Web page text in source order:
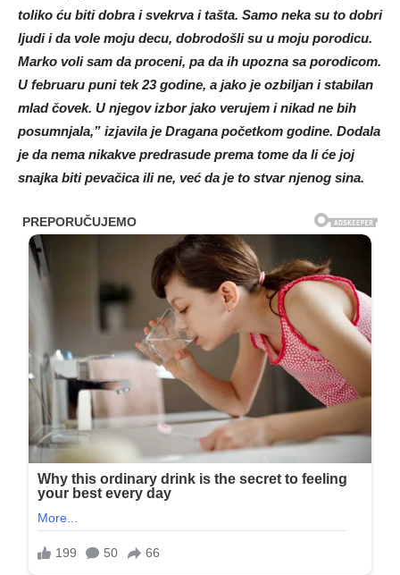
toliko ću biti dobra i svekrva i tašta. Samo neka su to dobri
ljudi i da vole moju decu, dobrodošli su u moju porodicu.
Marko voli sam da proceni, pa da ih upozna sa porodicom.
U februaru puni tek 23 godine, a jako je ozbiljan i stabilan
mlad čovek. U njegov izbor jako verujem i nikad ne bih
posumnjala,” izjavila je Dragana početkom godine. Dodala
je da nema nikakve predrasude prema tome da li će joj
snajka biti pevačica ili ne, već da je to stvar njenog sina.